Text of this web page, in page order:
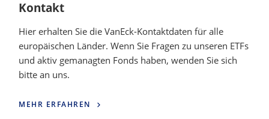
Kontakt
Hier erhalten Sie die VanEck-Kontaktdaten für alle
europäischen Länder. Wenn Sie Fragen zu unseren ETFs
und aktiv gemanagten Fonds haben, wenden Sie sich
bitte an uns.
MEHR ERFAHREN